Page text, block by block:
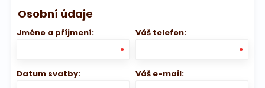
Osobní údaje
Jméno a příjmení:
Datum svatby:
Váš telefon:
Váš e-mail: